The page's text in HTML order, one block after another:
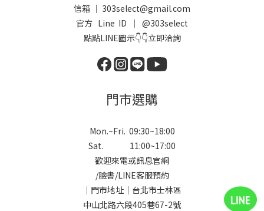
信箱 ｜ 303select@gmail.com
官方 Line ID ｜ @303select
點點LINE圖示👇👇立即洽詢
門市選購
Mon.~Fri. 09:30~18:00
Sat. 11:00~17:00
歡迎來電或訊息官網
/臉書/LINE客服預約
｜門市地址｜台北市士林區
中山北路六段405巷67-2號